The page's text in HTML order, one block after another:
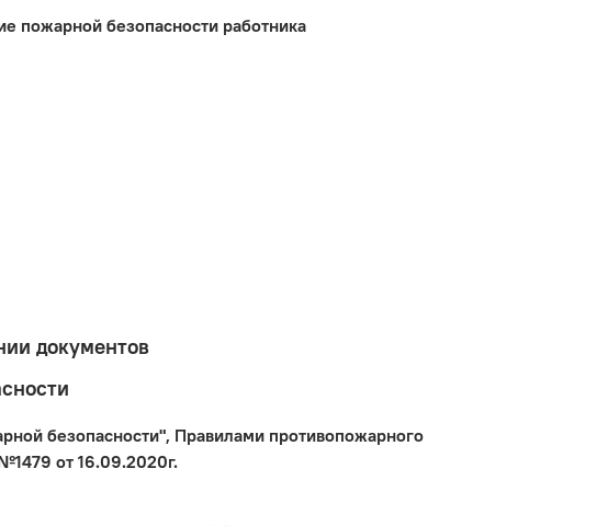
пожарной безопасности работника
документов
безопасности", Правилами противопожарного
от 16.09.2020г.